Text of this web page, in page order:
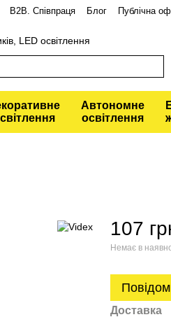
В2В. Співпраця Блог
Публічна
LED освітлення
Автономне
освітлення
107
Немає в
Доставка